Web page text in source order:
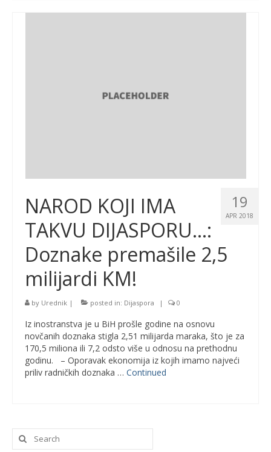
Značajni datumi i manifestacije
19
APR 2018
NAROD KOJI IMA
TAKVU DIJASPORU…:
Doznake premašile 2,5
milijardi KM!
by Urednik | posted in: Dijaspora | 0
Iz inostranstva je u BiH prošle godine na osnovu
novčanih doznaka stigla 2,51 milijarda maraka, što je za
170,5 miliona ili 7,2 odsto više u odnosu na prethodnu
godinu. – Oporavak ekonomija iz kojih imamo najveći
priliv radničkih doznaka … Continued
Search
for: